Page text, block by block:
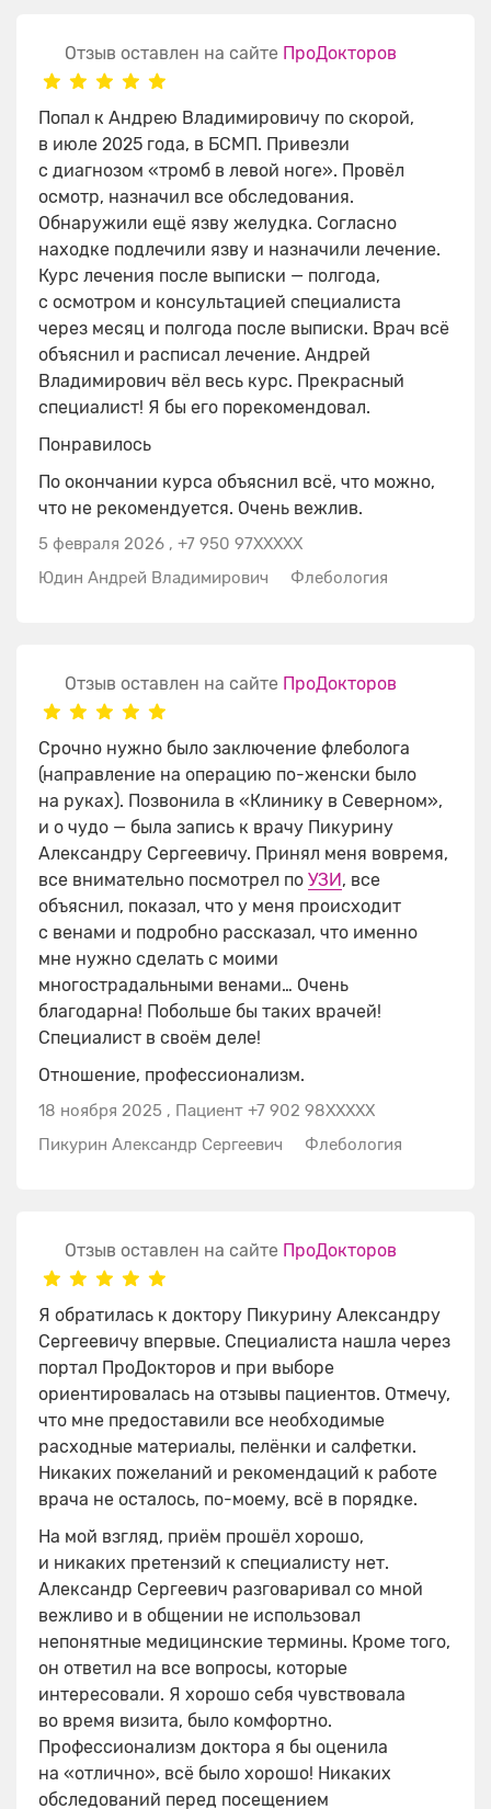
5 февраля 2026 , +7 950 97XXXXX
Юдин Андрей Владимирович
Флебология
Попал к Андрею Владимировичу по скорой,
в июле 2025 года, в БСМП. Привезли
с диагнозом «тромб в левой ноге». Провёл
осмотр, назначил все обследования.
Обнаружили ещё язву желудка. Согласно
находке подлечили язву и назначили лечение.
Курс лечения после выписки — полгода,
с осмотром и консультацией специалиста
через месяц и полгода после выписки. Врач всё
объяснил и расписал лечение. Андрей
Владимирович вёл весь курс. Прекрасный
специалист! Я бы его порекомендовал.
Понравилось
По окончании курса объяснил всё, что можно,
что не рекомендуется. Очень вежлив.
Отзыв оставлен на сайте ПроДокторов
18 ноября 2025 , Пациент +7 902 98XXXXX
Пикурин Александр Сергеевич
Флебология
Срочно нужно было заключение флеболога
(направление на операцию по-женски было
на руках). Позвонила в «Клинику в Северном»,
и о чудо — была запись к врачу Пикурину
Александру Сергеевичу. Принял меня вовремя,
все внимательно посмотрел по УЗИ​, все
объяснил, показал, что у меня происходит
с венами и подробно рассказал, что именно
мне нужно сделать с моими
многострадальными венами… Очень
благодарна! Побольше бы таких врачей!
Специалист в своём деле!
Отношение, профессионализм.
Отзыв оставлен на сайте ПроДокторов
Я обратилась к доктору Пикурину Александру
Сергеевичу впервые. Специалиста нашла через
портал ПроДокторов и при выборе
ориентировалась на отзывы пациентов. Отмечу,
что мне предоставили все необходимые
расходные материалы, пелёнки и салфетки.
Никаких пожеланий и рекомендаций к работе
врача не осталось, по-моему, всё в порядке.
На мой взгляд, приём прошёл хорошо,
и никаких претензий к специалисту нет.
Александр Сергеевич разговаривал со мной
вежливо и в общении не использовал
непонятные медицинские термины. Кроме того,
он ответил на все вопросы, которые
интересовали. Я хорошо себя чувствовала
во время визита, было комфортно.
Профессионализм доктора я бы оценила
на «отлично», всё было хорошо! Никаких
обследований перед посещением
Отзыв оставлен на сайте ПроДокторов